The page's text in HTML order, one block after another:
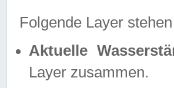
Folgende Layer
Aktuelle
Layer zusammen.